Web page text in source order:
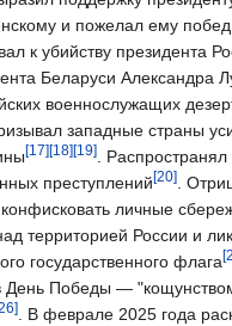
и пожелал ему
к убийству президента
Беларуси Александра
военнослужащих
западные страны
[17][18][19].
преступлений[20].
личные
территорией России и
государственного флага
День Победы —
. В феврале 2025 года